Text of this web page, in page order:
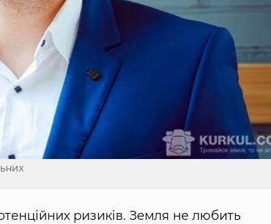
ризиків. Земля не любить